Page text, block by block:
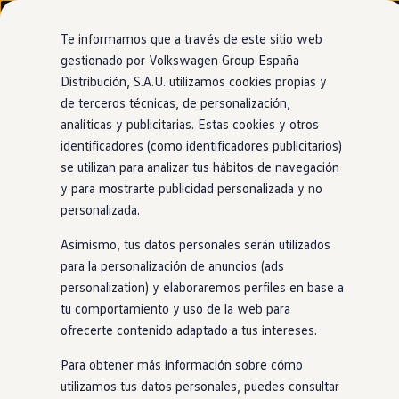
Ir
directamente
al contenido
Ir
directamente
al pie de
página
Nuevo ID. Cross
Vehículos Comerciales
Compra y ofertas
Volkswagen nuevo en stock
Volkswagen de ocasión
Financiación
My Renting
My Way
Seguros
Empresas
Autoescuelas
Eléctricos e híbridos
Más sobre híbridos
Plan Auto +
Etiquetas DGT
Simulador de autonomía, carga y ahorro
Carga y autonomía
Soluciones de carga
Tarifas de carga
Carga en casa
Modos de carga
IQ.LIGHT
Brilla enla oscuridad
Tiguancuenta, opcionalmente, con los faros matriciales
de alto rendimiento IQ.LIGHTHD, igual su hermano mayor:
Volkswagen Touareg . Con la tecnología IQ.LIGHTy más
de 38.400 LEDs multi-pixeles enlos faros, tu
proyectar marcas luminosas enla carretera para mejorar la
visibilidad ensituaciones complejas. Además, este nuevo
SUV también controla las luces de manera automática para
Te informamos que a través de este sitio web
gestionado por Volkswagen Group España
Distribución, S.A.U. utilizamos cookies propias y
de terceros técnicas, de personalización,
analíticas y publicitarias. Estas cookies y otros
identificadores (como identificadores publicitarios)
se utilizan para analizar tus hábitos de navegación
y para mostrarte publicidad personalizada y no
personalizada.
Asimismo, tus datos personales serán utilizados
para la personalización de anuncios (ads
personalization) y elaboraremos perfiles en base a
tu comportamiento y uso de la web para
ofrecerte contenido adaptado a tus intereses.
Para obtener más información sobre cómo
utilizamos tus datos personales, puedes consultar